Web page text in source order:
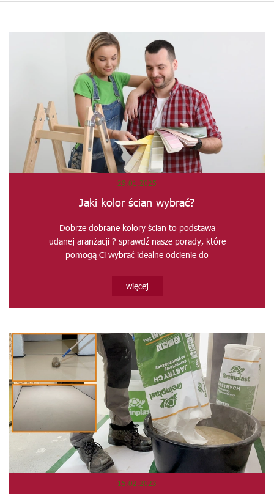
29.01.2025
Jaki kolor ścian wybrać?
Dobrze dobrane kolory ścian to podstawa
udanej aranżacji ? sprawdź nasze porady, które
pomogą Ci wybrać idealne odcienie do
więcej
15.02.2023